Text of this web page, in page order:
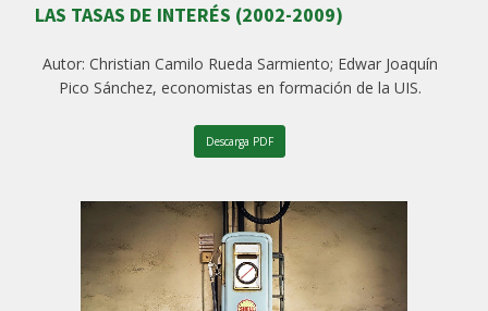
LAS TASAS DE INTERÉS (2002-2009)
Autor: Christian Camilo Rueda Sarmiento; Edwar Joaquín
Pico Sánchez, economistas en formación de la UIS.
Descarga PDF